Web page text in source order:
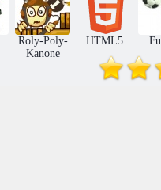
Pixel-Explosion Stickman
Roly-Poly-
Kanone
HTML5